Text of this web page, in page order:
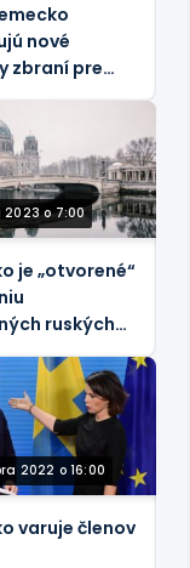
nové
zbraní pre
o 7:00
je „otvorené“
ruských
2022 o 16:00
varuje členov